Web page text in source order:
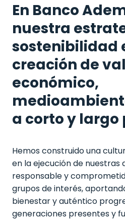
En Banco
nuestra
sostenibilidad
creación de
económico,
a corto y largo
Hemos construido una
en la ejecución de
responsable y
grupos de interés,
bienestar y auténtico
generaciones presentes y